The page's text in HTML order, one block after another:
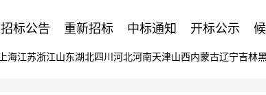
招标公告 重新招标 中标通知 开标公示
上海江苏浙江山东湖北四川 河北河南天津山西内蒙古辽宁吉林